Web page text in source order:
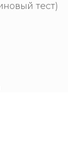
тест)